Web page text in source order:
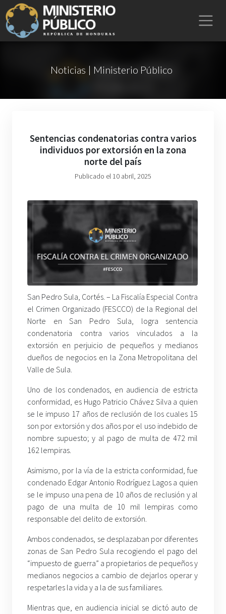
Noticias | Ministerio Público
Sentencias condenatorias contra varios
individuos por extorsión en la zona
norte del país
Publicado el 10 abril, 2025
San Pedro Sula, Cortés. – La Fiscalía Especial Contra
el Crimen Organizado (FESCCO) de la Regional del
Norte en San Pedro Sula, logra sentencia
condenatoria contra varios vinculados a la
extorsión en perjuicio de pequeños y medianos
dueños de negocios en la Zona Metropolitana del
Valle de Sula.
Uno de los condenados, en audiencia de estricta
conformidad, es Hugo Patricio Chávez Silva a quien
se le impuso 17 años de reclusión de los cuales 15
son por extorsión y dos años por el uso indebido de
nombre supuesto; y al pago de multa de 472 mil
162 lempiras.
Asimismo, por la vía de la estricta conformidad, fue
condenado Edgar Antonio Rodríguez Lagos a quien
se le impuso una pena de 10 años de reclusión y al
pago de una multa de 10 mil lempiras como
responsable del delito de extorsión.
Ambos condenados, se desplazaban por diferentes
zonas de San Pedro Sula recogiendo el pago del
“impuesto de guerra” a propietarios de pequeños y
medianos negocios a cambio de dejarlos operar y
respetarles la vida y a la de sus familiares.
Mientras que, en audiencia inicial se dictó auto de